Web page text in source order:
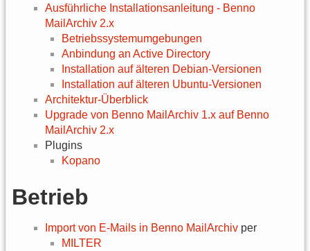
Ausführliche Installationsanleitung - Benno
MailArchiv 2.x
Betriebssystemumgebungen
Anbindung an Active Directory
Installation auf älteren Debian-Versionen
Installation auf älteren Ubuntu-Versionen
Architektur-Überblick
Upgrade von Benno MailArchiv 1.x auf Benno
MailArchiv 2.x
Plugins
Kopano
Betrieb
Import von E-Mails in Benno MailArchiv per
MILTER